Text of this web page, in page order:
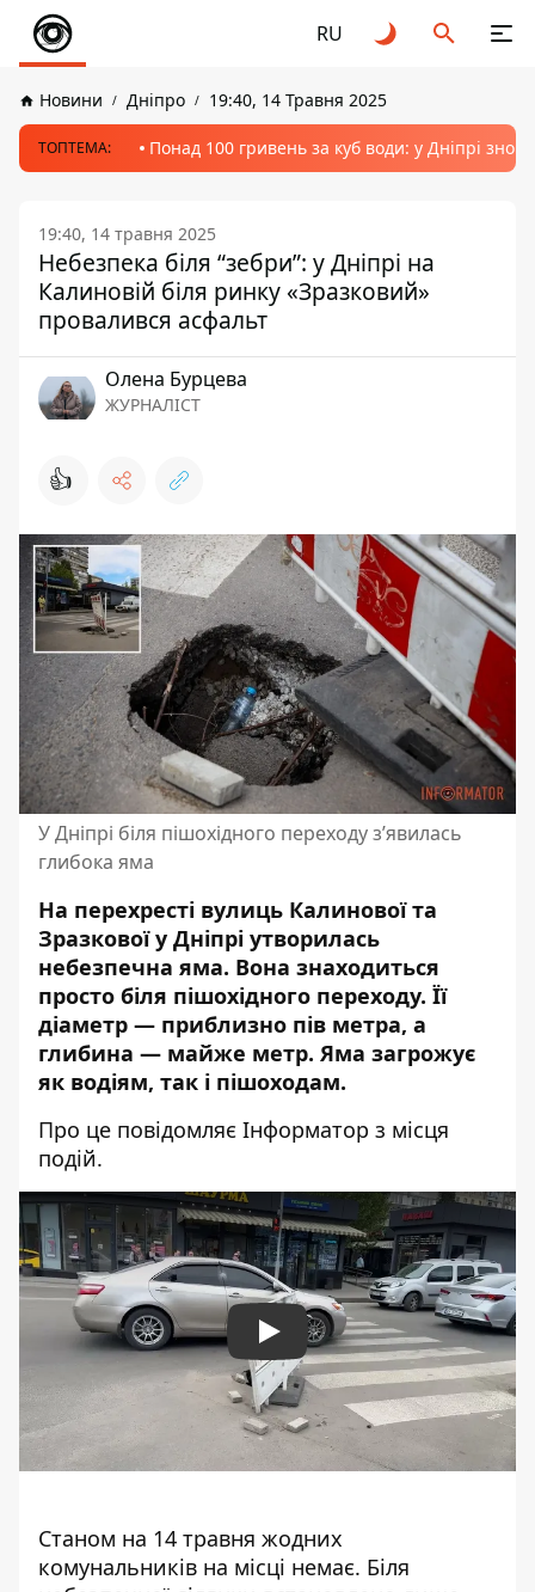
RU
Новини Дніпро 19:40, 14 Травня 2025
ТОПТЕМА: Понад 100 гривень за куб води: у Дніпрі
19:40, 14 травня 2025
Небезпека біля “зебри”: у Дніпрі на
Калиновій біля ринку «Зразковий»
провалився асфальт
Олена Бурцева
ЖУРНАЛІСТ
👍
У Дніпрі біля пішохідного переходу з’явилась
глибока яма
На перехресті вулиць Калинової та
Зразкової у Дніпрі утворилась
небезпечна яма. Вона знаходиться
просто біля пішохідного переходу. Її
діаметр — приблизно пів метра, а
глибина — майже метр. Яма загрожує
як водіям, так і пішоходам.
Про це повідомляє Інформатор з місця
подій.
Play
Станом на 14 травня жодних
комунальників на місці немає. Біля